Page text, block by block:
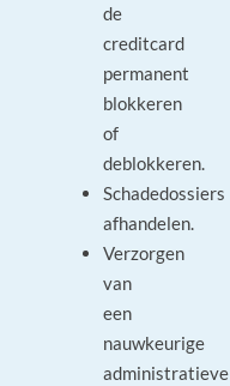
de
creditcard
permanent
blokkeren
of
deblokkeren.
Schadedossiers
afhandelen.
Verzorgen
van
een
nauwkeurige
administratieve